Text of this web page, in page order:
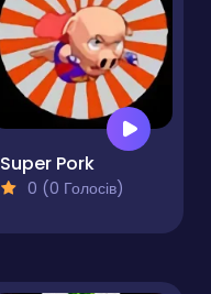
Super Pork
0 (0 Голосів)